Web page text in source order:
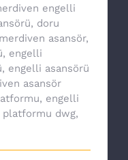
engelli
, doru
asansör,
, engelli
, engelli asansörü
asansör
, engelli
platformu dwg,